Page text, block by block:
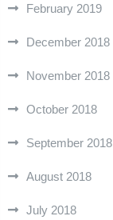
February 2019
December 2018
November 2018
October 2018
September 2018
August 2018
July 2018